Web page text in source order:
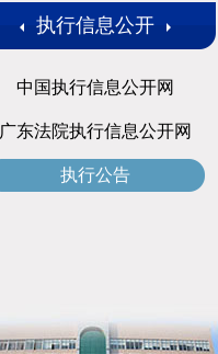
执行信息公开
中国执行信息公开网
广东法院执行信息公开网
执行公告